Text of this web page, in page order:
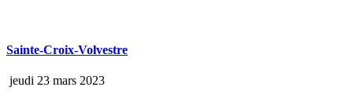
Sainte-Croix-Volvestre
jeudi 23 mars 2023